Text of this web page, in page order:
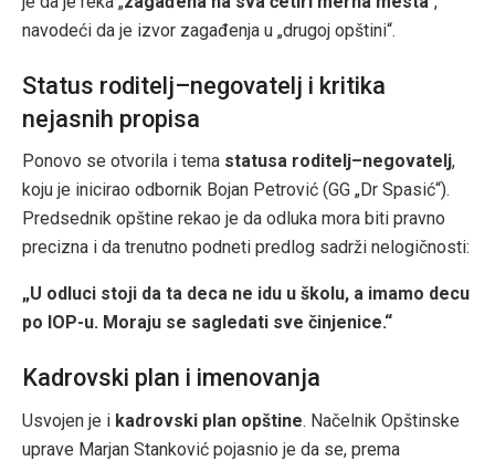
navodeći da je izvor zagađenja u „drugoj opštini“.
Status roditelj–negovatelj i kritika
nejasnih propisa
Ponovo se otvorila i tema statusa roditelj–negovatelj,
koju je inicirao odbornik Bojan Petrović (GG „Dr Spasić“).
Predsednik opštine rekao je da odluka mora biti pravno
precizna i da trenutno podneti predlog sadrži nelogičnosti:
„U odluci stoji da ta deca ne idu u školu, a imamo decu
po IOP-u. Moraju se sagledati sve činjenice.“
Kadrovski plan i imenovanja
Usvojen je i kadrovski plan opštine. Načelnik Opštinske
uprave Marjan Stanković pojasnio je da se, prema